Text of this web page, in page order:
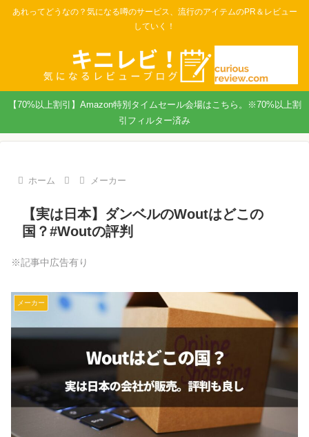
あれってどうなの？気になる噂のサービス、流行のアイテムのPR＆レビュー
していく！
【70%以上割引】Amazon特別タイムセール会場はこちら。※70%以上割
引フィルター済み
ホーム メーカー
【実は日本】ダンベルのWoutはどこの
国？#Woutの評判
※記事中広告有り
メーカー